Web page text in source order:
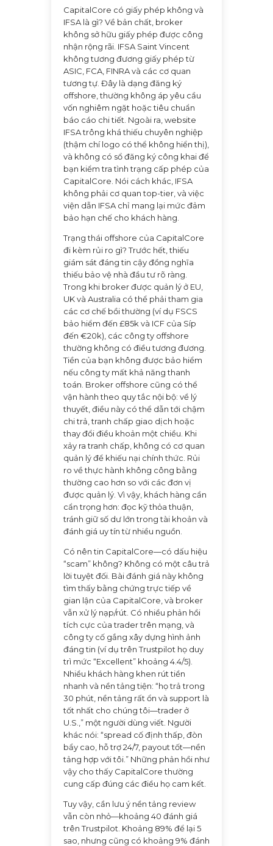
CapitalCore có giấy phép không và
IFSA là gì? Về bản chất, broker
không sở hữu giấy phép được công
nhận rộng rãi. IFSA Saint Vincent
không tương đương giấy phép từ
ASIC, FCA, FINRA và các cơ quan
tương tự. Đây là dạng đăng ký
offshore, thường không áp yêu cầu
vốn nghiêm ngặt hoặc tiêu chuẩn
báo cáo chi tiết. Ngoài ra, website
IFSA trông khá thiếu chuyên nghiệp
(thậm chí logo có thể không hiển thị),
và không có sổ đăng ký công khai để
bạn kiểm tra tình trạng cấp phép của
CapitalCore. Nói cách khác, IFSA
không phải cơ quan top-tier, và việc
viện dẫn IFSA chỉ mang lại mức đảm
bảo hạn chế cho khách hàng.
Trạng thái offshore của CapitalCore
đi kèm rủi ro gì? Trước hết, thiếu
giám sát đáng tin cậy đồng nghĩa
thiếu bảo vệ nhà đầu tư rõ ràng.
Trong khi broker được quản lý ở EU,
UK và Australia có thể phải tham gia
các cơ chế bồi thường (ví dụ FSCS
bảo hiểm đến £85k và ICF của Síp
đến €20k), các công ty offshore
thường không có điều tương đương.
Tiền của bạn không được bảo hiểm
nếu công ty mất khả năng thanh
toán. Broker offshore cũng có thể
vận hành theo quy tắc nội bộ: về lý
thuyết, điều này có thể dẫn tới chậm
chi trả, tranh chấp giao dịch hoặc
thay đổi điều khoản một chiều. Khi
xảy ra tranh chấp, không có cơ quan
quản lý để khiếu nại chính thức. Rủi
ro về thực hành không công bằng
thường cao hơn so với các đơn vị
được quản lý. Vì vậy, khách hàng cần
cẩn trọng hơn: đọc kỹ thỏa thuận,
tránh giữ số dư lớn trong tài khoản và
đánh giá uy tín từ nhiều nguồn.
Có nên tin CapitalCore—có dấu hiệu
“scam” không? Không có một câu trả
lời tuyệt đối. Bài đánh giá này không
tìm thấy bằng chứng trực tiếp về
gian lận của CapitalCore, và broker
vẫn xử lý nạp/rút. Có nhiều phản hồi
tích cực của trader trên mạng, và
công ty cố gắng xây dựng hình ảnh
đáng tin (ví dụ trên Trustpilot họ duy
trì mức “Excellent” khoảng 4.4/5).
Nhiều khách hàng khen rút tiền
nhanh và nền tảng tiện: “họ trả trong
30 phút, nền tảng rất ổn và support là
tốt nhất cho chúng tôi—trader ở
U.S.,” một người dùng viết. Người
khác nói: “spread cố định thấp, đòn
bẩy cao, hỗ trợ 24/7, payout tốt—nền
tảng hợp với tôi.” Những phản hồi như
vậy cho thấy CapitalCore thường
cung cấp đúng các điều họ cam kết.
Tuy vậy, cần lưu ý nền tảng review
vẫn còn nhỏ—khoảng 40 đánh giá
trên Trustpilot. Khoảng 89% để lại 5
sao, nhưng cũng có khoảng 9% đánh